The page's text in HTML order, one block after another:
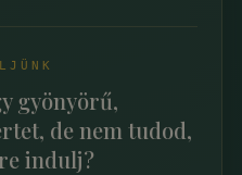
gyönyörű,
de nem tudod,
indulj?